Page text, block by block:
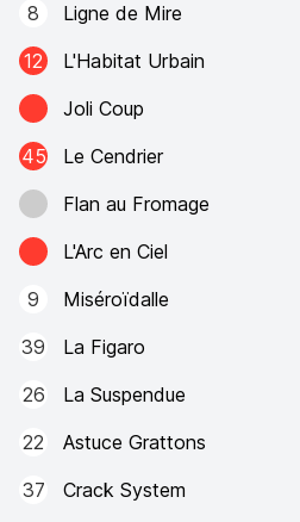
8
Ligne de Mire
12
L'Habitat Urbain
Joli Coup
45
Le Cendrier
Flan au Fromage
L'Arc en Ciel
9
Miséroïdalle
39
La Figaro
26
La Suspendue
22
Astuce Grattons
37
Crack System